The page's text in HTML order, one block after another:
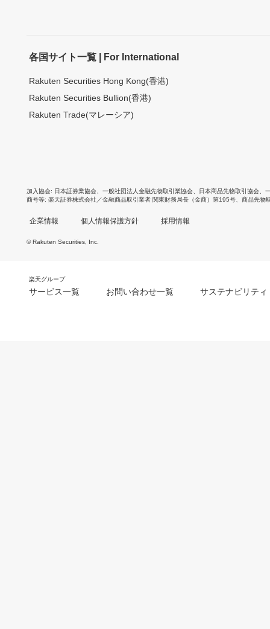
各国サイト一覧 | For International
Rakuten Securities Hong Kong(香港)
Rakuten Securities Bullion(香港)
Rakuten Trade(マレーシア)
加入協会 日本証券業協会 一般社団法人金融先物取引業協会 日本商品先物取引協会
商号等 楽天証券株式会社／金融商品取引業者 関東財務局長（金商）第195号、商品先物
企業情報 個人情報保護方針 採用情報
© Rakuten Securities, Inc.
楽天グループ
サービス一覧 お問い合わせ一覧 サステナビリティ